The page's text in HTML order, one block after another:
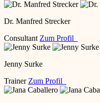
Dr. Manfred Strecker
Consultant Zum Profil
Jenny Surke
Trainer Zum Profil